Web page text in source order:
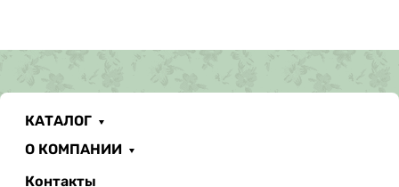
КАТАЛОГ
О КОМПАНИИ
Контакты